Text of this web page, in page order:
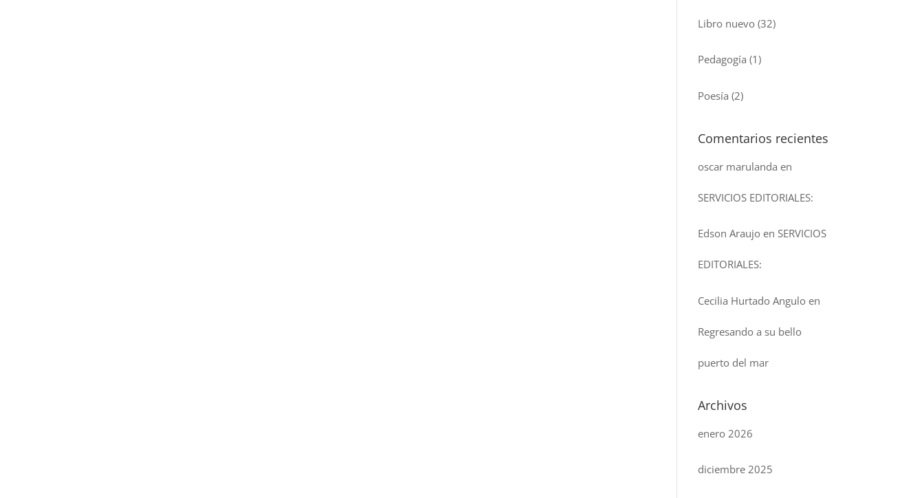
Libro nuevo (32)
Pedagogía (1)
Poesía (2)
Comentarios recientes
oscar marulanda en
SERVICIOS EDITORIALES:
Edson Araujo enSERVICIOS
EDITORIALES:
Cecilia Hurtado Angulo en
Regresando a su bello
puerto del mar
Archivos
enero 2026
diciembre 2025